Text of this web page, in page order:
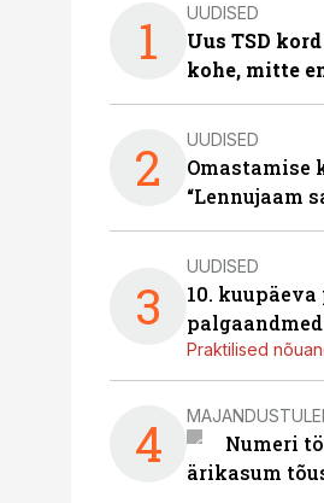
1 UUDISED
Uus TSD
kohe, mitte
2 UUDISED
Omastamise
“Lennujaam
3
UUDISED
10.
Praktilised
4
Numeri
ärikasum